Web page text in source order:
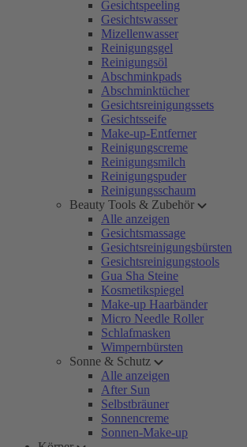
Gesichtspeeling
Gesichtswasser
Mizellenwasser
Reinigungsgel
Reinigungsöl
Abschminkpads
Abschminktücher
Gesichtsreinigungssets
Gesichtsseife
Make-up-Entferner
Reinigungscreme
Reinigungsmilch
Reinigungspuder
Reinigungsschaum
Beauty Tools & Zubehör
Alle anzeigen
Gesichtsmassage
Gesichtsreinigungsbürsten
Gesichtsreinigungstools
Gua Sha Steine
Kosmetikspiegel
Make-up Haarbänder
Micro Needle Roller
Schlafmasken
Wimpernbürsten
Sonne & Schutz
Alle anzeigen
After Sun
Selbstbräuner
Sonnencreme
Sonnen-Make-up